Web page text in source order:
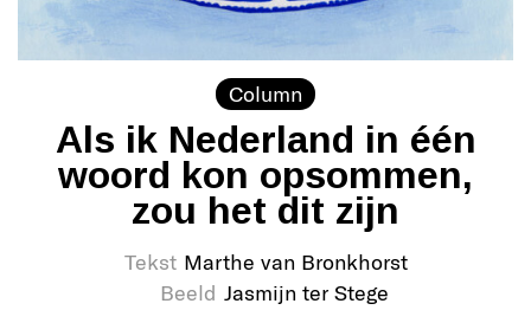
Column
Als ik Nederland in één
woord kon opsommen,
zou het dit zijn
Tekst Marthe van Bronkhorst
Beeld Jasmijn ter Stege